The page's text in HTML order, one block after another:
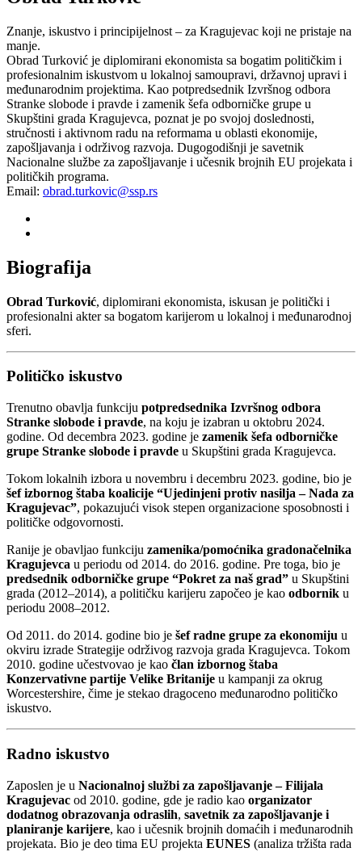
Znanje, iskustvo i principijelnost – za Kragujevac koji ne pristaje na
manje.
Obrad Turković je diplomirani ekonomista sa bogatim političkim i
profesionalnim iskustvom u lokalnoj samoupravi, državnoj upravi i
međunarodnim projektima. Kao potpredsednik Izvršnog odbora
Stranke slobode i pravde i zamenik šefa odborničke grupe u
Skupštini grada Kragujevca, poznat je po svojoj doslednosti,
stručnosti i aktivnom radu na reformama u oblasti ekonomije,
zapošljavanja i održivog razvoja. Dugogodišnji je savetnik
Nacionalne službe za zapošljavanje i učesnik brojnih EU projekata i
političkih programa.
Email: obrad.turkovic@ssp.rs
Biografija
Obrad Turković, diplomirani ekonomista, iskusan je politički i
profesionalni akter sa bogatom karijerom u lokalnoj i međunarodnoj
sferi.
Političko iskustvo
Trenutno obavlja funkciju potpredsednika Izvršnog odbora
Stranke slobode i pravde, na koju je izabran u oktobru 2024.
godine. Od decembra 2023. godine je zamenik šefa odborničke
grupe Stranke slobode i pravde u Skupštini grada Kragujevca.
Tokom lokalnih izbora u novembru i decembru 2023. godine, bio je
šef izbornog štaba koalicije “Ujedinjeni protiv nasilja – Nada za
Kragujevac”, pokazujući visok stepen organizacione sposobnosti i
političke odgovornosti.
Ranije je obavljao funkciju zamenika/pomoćnika gradonačelnika
Kragujevca u periodu od 2014. do 2016. godine. Pre toga, bio je
predsednik odborničke grupe “Pokret za naš grad” u Skupštini
grada (2012–2014), a političku karijeru započeo je kao odbornik u
periodu 2008–2012.
Od 2011. do 2014. godine bio je šef radne grupe za ekonomiju u
okviru izrade Strategije održivog razvoja grada Kragujevca. Tokom
2010. godine učestvovao je kao član izbornog štaba
Konzervativne partije Velike Britanije u kampanji za okrug
Worcestershire, čime je stekao dragoceno međunarodno političko
iskustvo.
Radno iskustvo
Zaposlen je u Nacionalnoj službi za zapošljavanje – Filijala
Kragujevac od 2010. godine, gde je radio kao organizator
dodatnog obrazovanja odraslih, savetnik za zapošljavanje i
planiranje karijere, kao i učesnik brojnih domaćih i međunarodnih
projekata. Bio je deo tima EU projekta EUNES (analiza tržišta rada